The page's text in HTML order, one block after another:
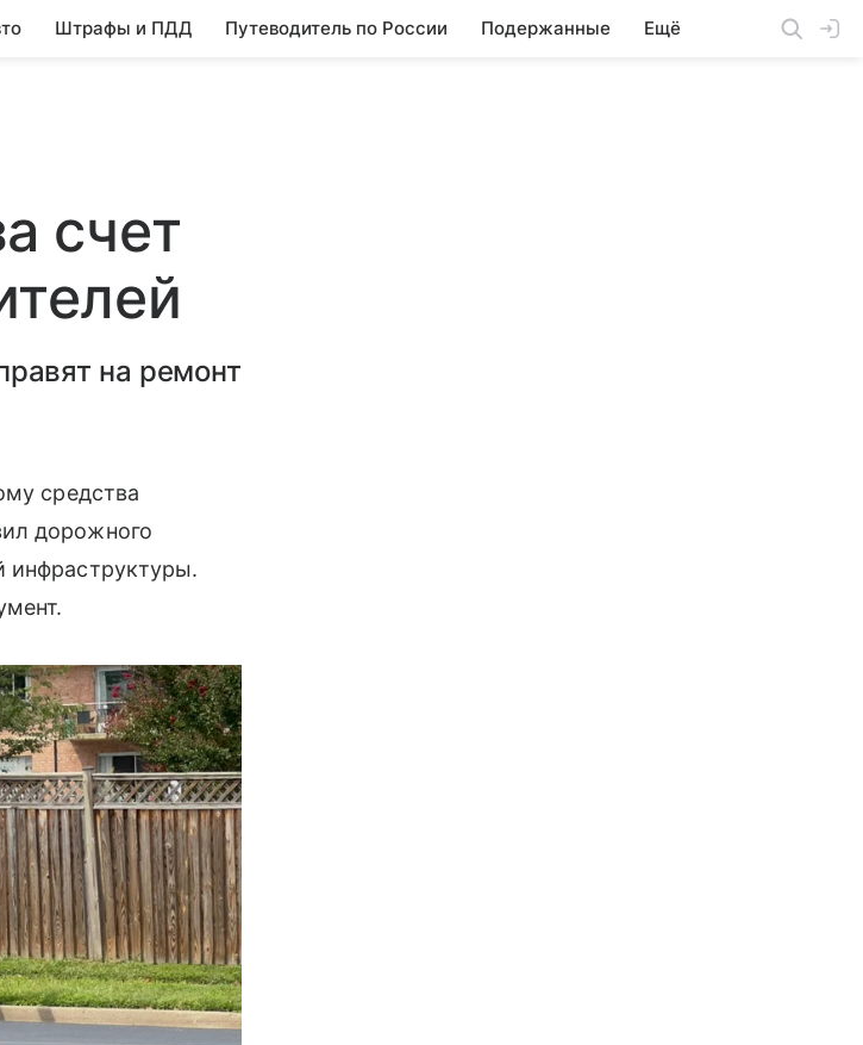
Штрафы и ПДД Путеводитель по России Подержанные Ещё
счет
на ремонт
средства
дорожного
инфраструктуры.